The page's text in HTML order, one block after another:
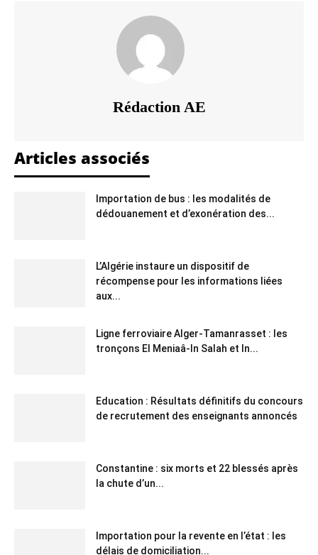
Rédaction AE
Articles associés
Importation de bus : les modalités de
dédouanement et d’exonération des...
L’Algérie instaure un dispositif de
récompense pour les informations liées
aux...
Ligne ferroviaire Alger-Tamanrasset : les
tronçons El Meniaâ-In Salah et In...
Education : Résultats définitifs du concours
de recrutement des enseignants annoncés
Constantine : six morts et 22 blessés après
la chute d’un...
Importation pour la revente en l’état : les
délais de domiciliation...